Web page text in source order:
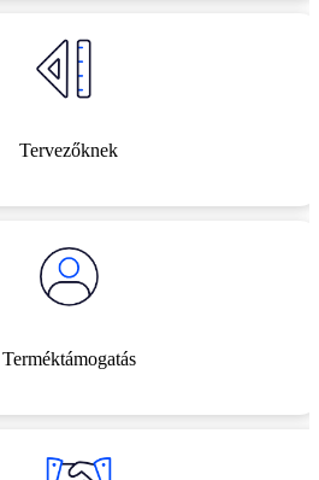
Tervezőknek
Terméktámogatás